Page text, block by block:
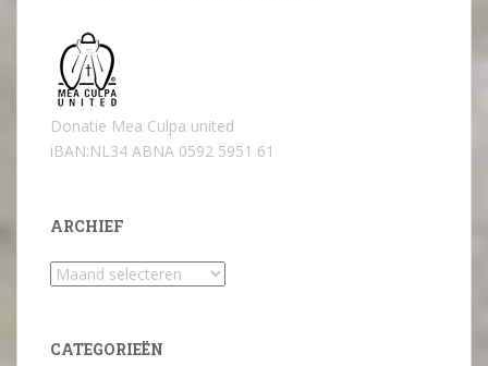
Donatie Mea Culpa united
iBAN:NL34 ABNA 0592 5951 61
ARCHIEF
Archief
CATEGORIEËN